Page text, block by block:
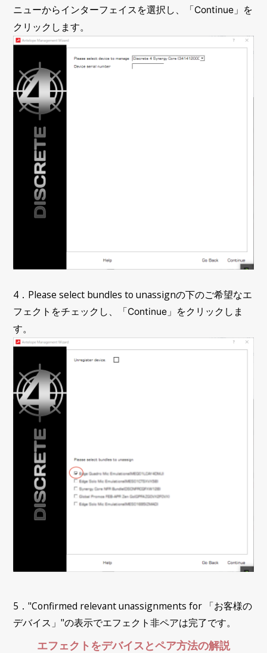
ニューからインターフェイスを選択し、
「Continue」を
クリックします。
4．Please select bundles to unassignの下のご希望なエ
フェクトをチェックし、
「Continue」をクリックしま
す。
5．"Confirmed relevant unassignments for 「お客様の
デバイス」"の表示でエフェクト非ペアは完了です。
エフェクトをデバイスとペア方法の解説